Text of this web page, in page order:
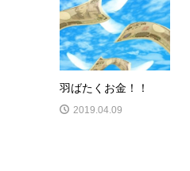
羽ばたくお金！！
2019.04.09